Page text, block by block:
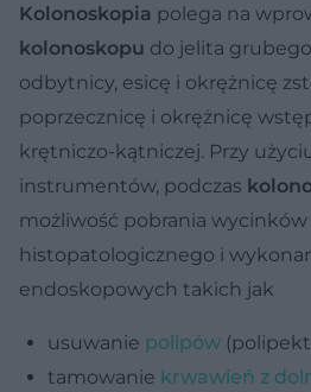
Kolonoskopia polega na
kolonoskopu do jelita
odbytnicy, esicę i okrężnicę
poprzecznicę i okrężnicę
krętniczo-kątniczej. Przy
instrumentów, podczas
możliwość pobrania
histopatologicznego i
endoskopowych takich jak
usuwanie polipów
tamowanie krwawień z